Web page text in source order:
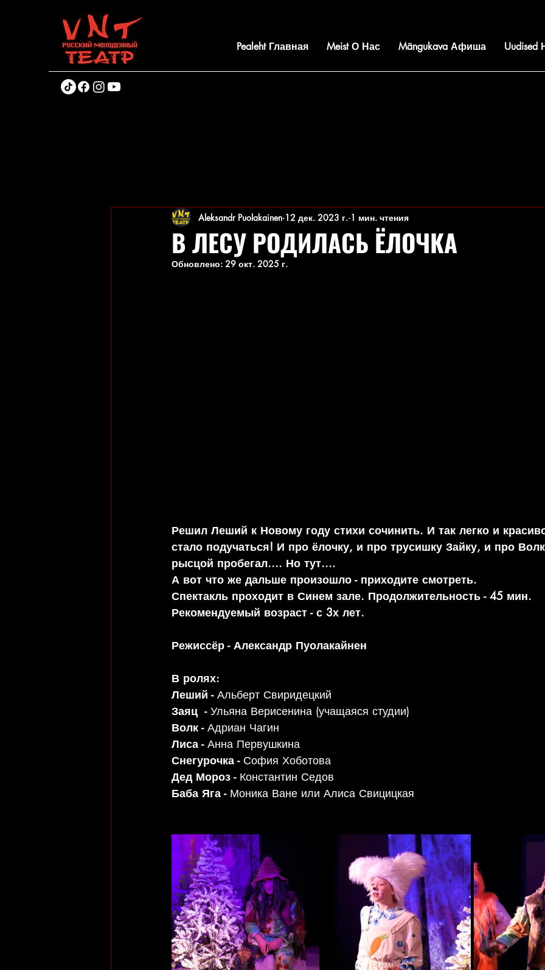
Pealeht Главная Meist О Нас Mängukava Афиша Uudised
В ЛЕСУ РОДИЛАСЬ ЁЛОЧКА
Aleksandr Puolakainen 12 дек. 2023 г. 1 мин. чтения
Обновлено: 29 окт. 2025 г.
Решил Леший к Новому году стихи сочинить. И так легко и
стало подучаться! И про ёлочку, и про трусишку Зайку, и про
рысцой пробегал.... Но тут....
А вот что же дальше произошло - приходите смотреть.
Спектакль проходит в Синем зале. Продолжительность - 45 мин.
Рекомендуемый возраст - с 3х лет.
Режиссёр - Александр Пуолакайнен
В ролях:
Леший - Альберт Свиридецкий
Заяц  - Ульяна Верисенина (учащаяся студии)
Волк - Адриан Чагин
Лиса - Анна Первушкина
Снегурочка - София Хоботова
Дед Мороз - Константин Седов
Баба Яга - Моника Ване или Алиса Свицицкая